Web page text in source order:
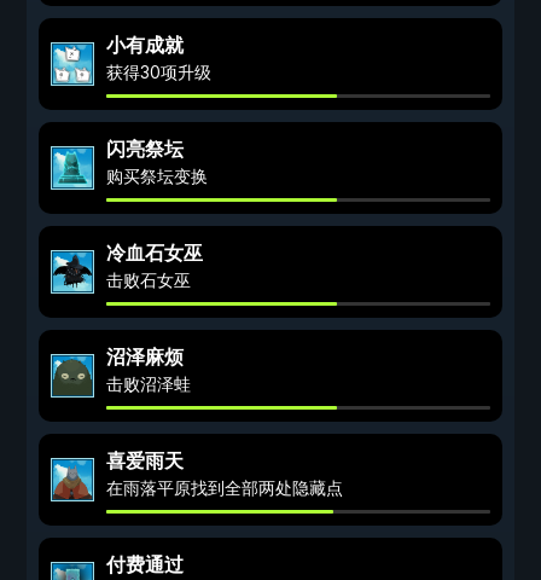
小有成就
获得30项升级
闪亮祭坛
购买祭坛变换
冷血石女巫
击败石女巫
沼泽麻烦
击败沼泽蛙
喜爱雨天
在雨落平原找到全部两处隐藏点
付费通过